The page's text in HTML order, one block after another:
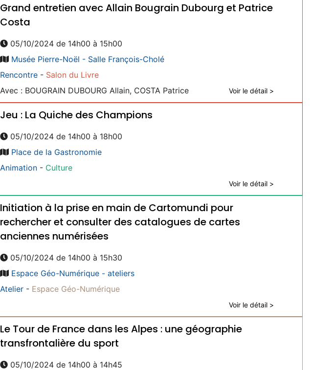
Grand entretien avec Allain Bougrain Dubourg et Patrice
Costa
05/10/2024 de 14h00 à 15h00
Musée Pierre-Noël - Salle François-Cholé
Rencontre - Salon du Livre
Avec : BOUGRAIN DUBOURG Allain, COSTA Patrice
Voir le détail >
Jeu : La Quiche des Champions
05/10/2024 de 14h00 à 18h00
Place de la Gastronomie
Animation - Culture
Voir le détail >
Initiation à la prise en main de Cartomundi pour
rechercher et consulter des catalogues de cartes
anciennes numérisées
05/10/2024 de 14h00 à 15h30
Espace Géo-Numérique - ateliers
Atelier - Espace Géo-Numérique
Voir le détail >
Le Tour de France dans les Alpes : une géographie
transfrontalière du sport
05/10/2024 de 14h00 à 14h45